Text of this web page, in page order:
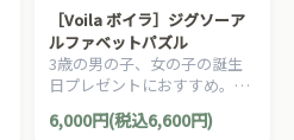
［Voila ボイラ］ジグソーア
ルファベットパズル
3歳の男の子、女の子の誕生
日プレゼントにおすすめ。タ
イの老舗木製玩具メーカー
Voila(ボイラ)の積み木遊びも
6,000円(税込6,600円)